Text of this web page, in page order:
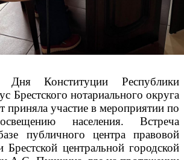
Конституции Республики
Брестского нотариального округа
приняла участие в мероприятии по
населения. Встреча
публичного центра правовой
центральной городской